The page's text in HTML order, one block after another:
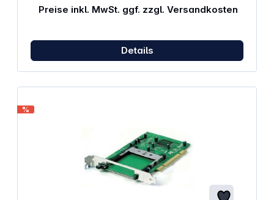
Preise inkl. MwSt. ggf. zzgl. Versandkosten
Details
%